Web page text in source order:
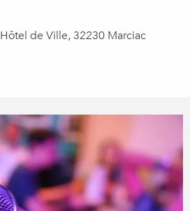
de Ville, 32230 Marciac